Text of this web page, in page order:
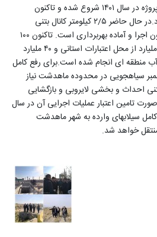
به گزارش روابط عمومی :این پروژه در سال ۱۴۰۱ شروع شده و تاکنون
۹۵درصد پیشرفت فیزیکی دارد.در حال حاضر ۲/۵ کیلومتر کانال بتنی
سرپوشیده و یک دستگاه سیفون اجرا و آماده بهربرداری است. تاکنون ۱۰۰
ملیارد تومان هزینه شده که ۶۰ ملیارد از محل اعتبارات استانی و ۴۰ ملیارد
منطقه ای انجام شده است.برای رفع کامل
سیاهجویی در محدوده ماهدشت نیاز
بتنی احداث و بخشی لایروبی و بازگشایی
تامین اعتبار عملیات اجرایی آن در سال
سیلابهای وارده به شهر ماهدشت
خواهد شد.